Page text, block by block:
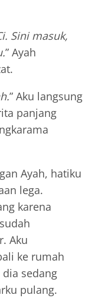
Sini masuk,
” Ayah
” Aku langsung
panjang
Ayah, hatiku
lega.
karena
Aku
ke rumah
sedang
pulang.